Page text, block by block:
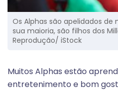
Os Alphas são apelidados
sua maioria, são filhos dos
Reprodução/ iStock
Muitos Alphas estão
entretenimento e bom